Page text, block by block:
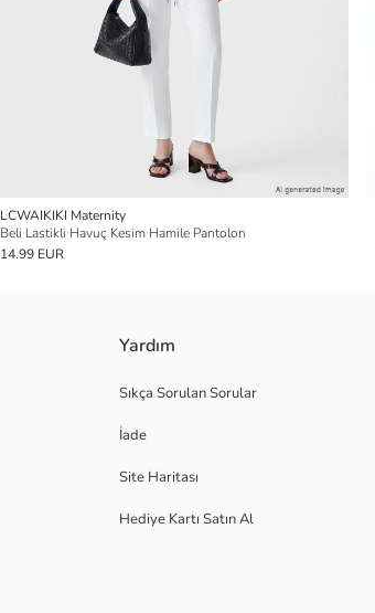
LCWAIKIKI Maternity
Beli Lastikli Havuç Kesim Hamile Pantolon
14.99 EUR
Yardım
Sıkça Sorulan Sorular
İade
Site Haritası
Hediye Kartı Satın Al